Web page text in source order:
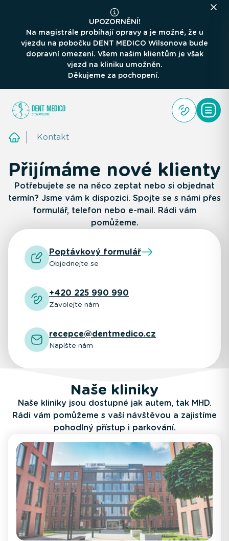
UPOZORNĚNÍ!
Na magistrále probíhají opravy a je možné, že u
vjezdu na pobočku DENT MEDICO Wilsonova bude
dopravní omezení. Všem našim klientům je však
vjezd na kliniku umožněn.
Děkujeme za pochopení.
Kontakt
Přijímáme nové klienty
Potřebujete se na něco zeptat nebo si objednat
termín? Jsme vám k dispozici. Spojte se s námi přes
formulář, telefon nebo e-mail. Rádi vám
pomůžeme.
Poptávkový formulář
Objednejte se
+420 225 990 990
Zavolejte nám
recepce@dentmedico.cz
Napište nám
Naše kliniky
Naše kliniky jsou dostupné jak autem, tak MHD.
Rádi vám pomůžeme s vaší návštěvou a zajistíme
pohodlný přístup i parkování.